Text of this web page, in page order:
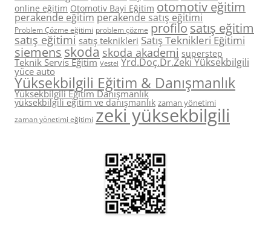
online eğitim Otomotiv Bayi Eğitim otomotiv eğitim
perakende eğitimperakende satış eğitimi
Problem Çözme eğitimi problem çözme profilosatış eğitim
satış eğitimi satış teknikleri Satış Teknikleri Eğitimi
siemensskoda skoda akademi superstep
Teknik Servis Eğitim Vestel Yrd.Doç.Dr.Zeki Yüksekbilgili
yüce auto
Yüksekbilgili Eğitim & Danışmanlık
Yüksekbilgili Eğitim Danışmanlık
yüksekbilgili eğitim ve danışmanlık zaman yönetimi
zaman yönetimi eğitimi zeki yüksekbilgili